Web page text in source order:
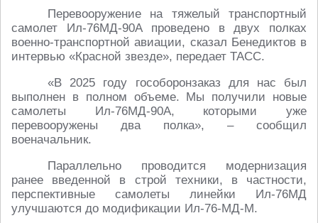
Перевооружение на тяжелый транспортный
самолет Ил-76МД-90А проведено в двух полках
военно-транспортной авиации, сказал Бенедиктов в
интервью «Красной звезде», передает ТАСС.
«В 2025 году гособоронзаказ для нас был
выполнен в полном объеме. Мы получили новые
самолеты Ил-76МД-90А, которыми уже
перевооружены два полка», – сообщил
военачальник.
Параллельно проводится модернизация
ранее введенной в строй техники, в частности,
перспективные самолеты линейки Ил-76МД
улучшаются до модификации Ил-76-МД-М.